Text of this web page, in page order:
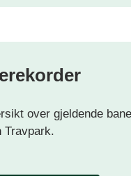
over gjeldende
Travpark.